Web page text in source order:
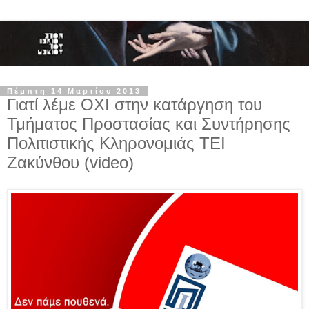
Πέμπτη 14 Μαρτίου 2013
Γιατί λέμε ΟΧΙ στην κατάργηση του
Τμήματος Προστασίας και Συντήρησης
Πολιτιστικής Κληρονομιάς ΤΕΙ
Ζακύνθου (video)